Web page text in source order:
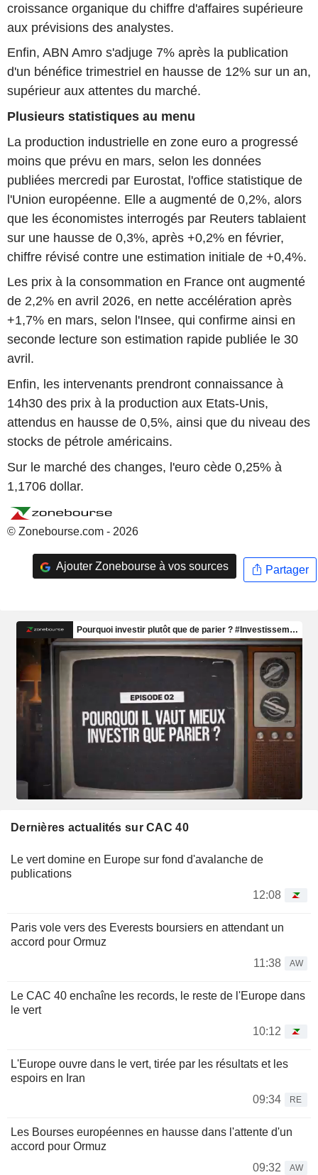
croissance organique du chiffre d'affaires supérieure
aux prévisions des analystes.
Enfin, ABN Amro s'adjuge 7% après la publication
d'un bénéfice trimestriel en hausse de 12% sur un an,
supérieur aux attentes du marché.
Plusieurs statistiques au menu
La production industrielle en zone euro a progressé
moins que prévu en mars, selon les données
publiées mercredi par Eurostat, l'office statistique de
l'Union européenne. Elle a augmenté de 0,2%, alors
que les économistes interrogés par Reuters tablaient
sur une hausse de 0,3%, après +0,2% en février,
chiffre révisé contre une estimation initiale de +0,4%.
Les prix à la consommation en France ont augmenté
de 2,2% en avril 2026, en nette accélération après
+1,7% en mars, selon l'Insee, qui confirme ainsi en
seconde lecture son estimation rapide publiée le 30
avril.
Enfin, les intervenants prendront connaissance à
14h30 des prix à la production aux Etats-Unis,
attendus en hausse de 0,5%, ainsi que du niveau des
stocks de pétrole américains.
Sur le marché des changes, l'euro cède 0,25% à
1,1706 dollar.
© Zonebourse.com - 2026
Ajouter Zonebourse à vos sources Partager
Dernières actualités sur CAC 40
Le vert domine en Europe sur fond d'avalanche de
publications
12:08
Paris vole vers des Everests boursiers en attendant un
accord pour Ormuz
11:38
AW
Le CAC 40 enchaîne les records, le reste de l'Europe dans
le vert
10:12
L'Europe ouvre dans le vert, tirée par les résultats et les
espoirs en Iran
09:34
RE
Les Bourses européennes en hausse dans l'attente d'un
accord pour Ormuz
09:32
AW